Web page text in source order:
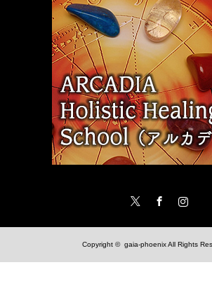
Instagram
Copyright © gaia-phoenixAll Rights